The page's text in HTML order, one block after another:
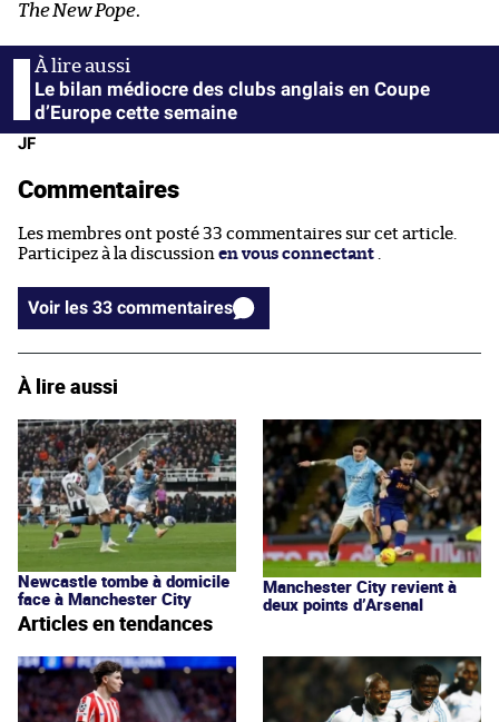
The New Pope.
Le bilan médiocre des clubs anglais en Coupe
d’Europe cette semaine
JF
Commentaires
Les membres ont posté 33 commentaires sur cet article.
Participez à la discussion en vous connectant .
Voir les 33 commentaires
À lire aussi
Newcastle tombe à domicile
face à Manchester City
Manchester City revient à
deux points d’Arsenal
Articles en tendances